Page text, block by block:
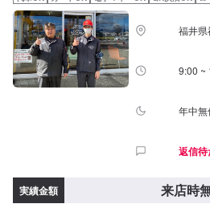
福井
9:00 ~
年中無
返信待
実績金額 来店時